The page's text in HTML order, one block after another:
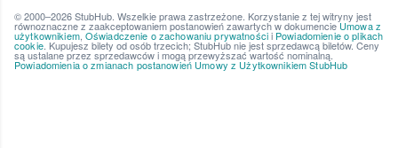
© 2000–2026 StubHub. Wszelkie prawa zastrzeżone. Korzystanie z tej witryny jest
równoznaczne z zaakceptowaniem postanowień zawartych w dokumencieUmowa z
użytkownikiem, Oświadczenie o zachowaniu prywatnościi Powiadomienie o plikach
cookie. Kupujesz bilety od osób trzecich; StubHub nie jest sprzedawcą biletów. Ceny
są ustalane przez sprzedawców i mogą przewyższać wartość nominalną.
Powiadomienia o zmianach postanowień Umowy z Użytkownikiem StubHub